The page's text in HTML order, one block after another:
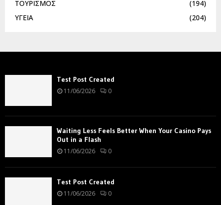
ΤΟΥΡΙΣΜΟΣ
(194)
ΥΓΕΙΑ
(204)
Test Post Created
11/06/2026 0
Waiting Less Feels Better When Your Casino Pays
Out in a Flash
11/06/2026 0
Test Post Created
11/06/2026 0